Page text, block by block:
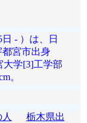
- ）は、日
宮市出身
大学[3]工学部
。
栃木県出